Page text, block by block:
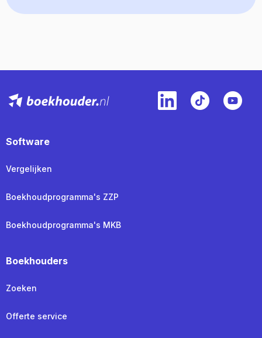
Software
Vergelijken
Boekhoudprogramma's ZZP
Boekhoudprogramma's MKB
Boekhouders
Zoeken
Offerte service